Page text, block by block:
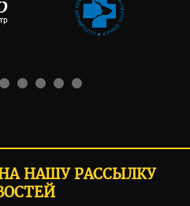
НАШУ РАССЫЛКУ